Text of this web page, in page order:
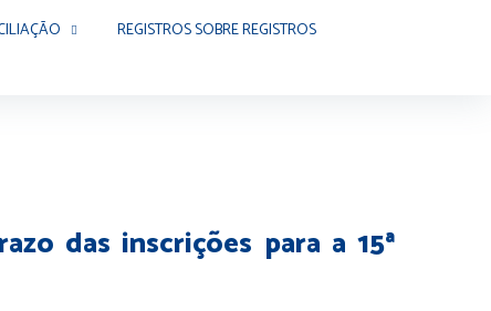
REGISTROS SOBRE REGISTROS
das inscrições para a 15ª